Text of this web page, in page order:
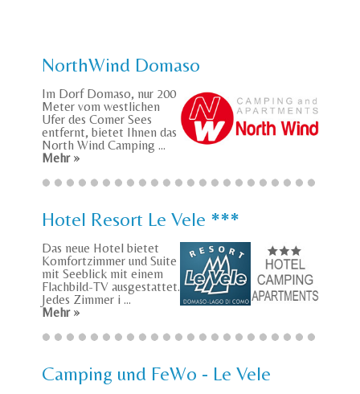
NorthWind Domaso
Im Dorf Domaso, nur 200
Meter vom westlichen
Ufer des Comer Sees
entfernt, bietet Ihnen das
North Wind Camping ...
Mehr »
Hotel Resort Le Vele ***
Das neue Hotel bietet
Komfortzimmer und Suite
mit Seeblick mit einem
Flachbild-TV ausgestattet.
Jedes Zimmer i ...
Mehr »
Camping und FeWo - Le Vele